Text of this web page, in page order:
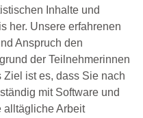
Inhalte und
her. Unsere erfahrenen
Anspruch den
der Teilnehmerinnen
Ziel ist es, dass Sie nach
mit Software und
alltägliche Arbeit